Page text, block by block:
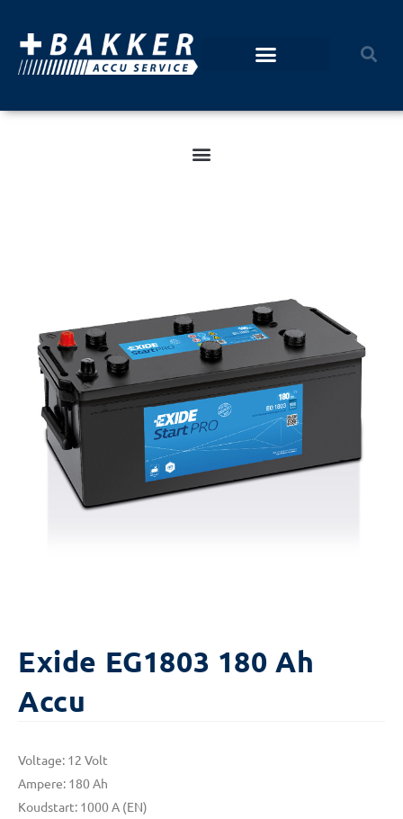
Exide EG1803 180 Ah
Accu
Voltage: 12 Volt
Ampere: 180 Ah
Koudstart: 1000 A (EN)